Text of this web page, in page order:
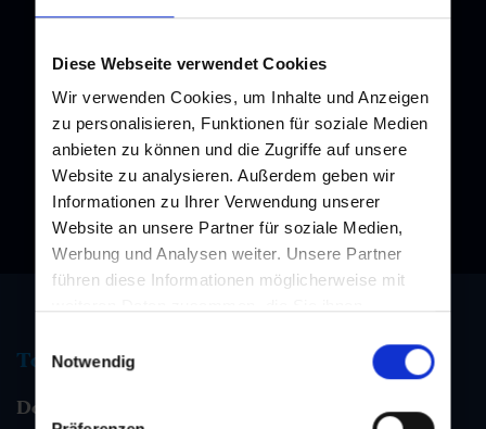
Diese Webseite verwendet Cookies
Wir verwenden Cookies, um Inhalte und Anzeigen
zu personalisieren, Funktionen für soziale Medien
anbieten zu können und die Zugriffe auf unsere
Website zu analysieren. Außerdem geben wir
Informationen zu Ihrer Verwendung unserer
Website an unsere Partner für soziale Medien,
Werbung und Analysen weiter. Unsere Partner
führen diese Informationen möglicherweise mit
Nutzung der Dienste gesammelt haben.
Notwendig
Melden Sie sich bei unserem Newsletter an, und bleiben Sie
immer am Laufenden!
Tourismus Information
Dorfgastein